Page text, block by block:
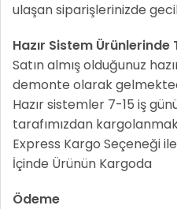
ulaşan siparişlerinizde
Hazır Sistem Ürünlerinde
Satın almış olduğunuz
demonte olarak
Hazır sistemler 7-15 iş
tarafımızdan
Express Kargo Seçeneği
İçinde Ürünün Kargoda
Ödeme